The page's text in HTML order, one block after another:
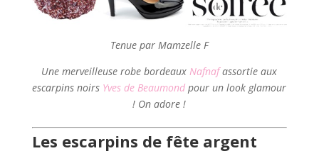
Tenue par Mamzelle F
Une merveilleuse robe bordeauxNafnafassortie aux
escarpins noirs Yves de Beaumond pour un look glamour
! On adore !
Les escarpins de fête argent